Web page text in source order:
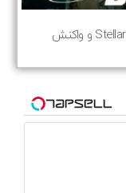
جنجال موزیک ویدیوی هوش مصنوعی Stellar Blade و واکنش